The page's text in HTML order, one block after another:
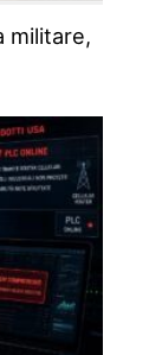
militare,